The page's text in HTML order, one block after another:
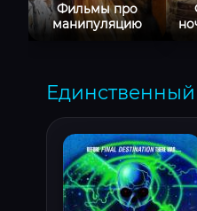
Фильмы про
манипуляцию